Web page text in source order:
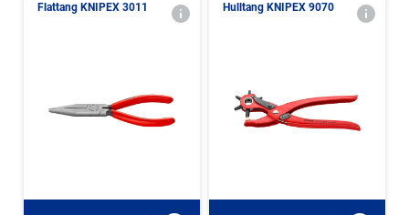
Flattang KNIPEX 3011 Hulltang KNIPEX 9070